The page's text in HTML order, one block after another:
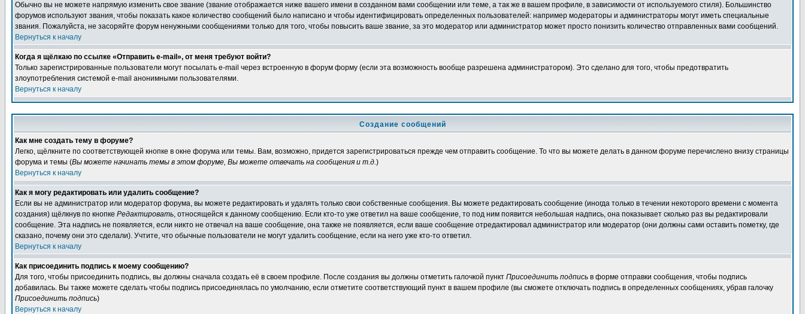
Обычно вы не можете напрямую изменить свое звание (звание отображается ниже вашего имени в созданном вами сообщении или теме, а так же в вашем профиле, в зависимости от используемого стиля). Большинство
форумов используют звания, чтобы показать какое количество сообщений было написано и чтобы идентифицировать определенных пользователей: например модераторы и администраторы могут иметь специальные
звания. Пожалуйста, не засоряйте форум ненужными сообщениями только для того, чтобы повысить ваше звание, за это модератор или администратор может просто понизить количество отправленных вами сообщений.
Вернуться к началу
Когда я щёлкаю по ссылке «Отправить e-mail», от меня требуют войти?
Только зарегистрированные пользователи могут посылать e-mail через встроенную в форум форму (если эта возможность вообще разрешена администратором). Это сделано для того, чтобы предотвратить
злоупотребления системой e-mail анонимными пользователями.
Вернуться к началу
Создание сообщений
Как мне создать тему в форуме?
Легко, щёлкните по соответствующей кнопке в окне форума или темы. Вам, возможно, придется зарегистрироваться прежде чем отправить сообщение. То что вы можете делать в данном форуме перечислено внизу страницы
форума и темы (Вы можете начинать темы в этом форуме, Вы можете отвечать на сообщения и т.д.)
Вернуться к началу
Как я могу редактировать или удалить сообщение?
Если вы не администратор или модератор форума, вы можете редактировать и удалять только свои собственные сообщения. Вы можете редактировать сообщение (иногда только в течении некоторого времени с момента
создания) щёлкнув по кнопке Редактировать, относящейся к данному сообщению. Если кто-то уже ответил на ваше сообщение, то под ним появится небольшая надпись, она показывает сколько раз вы редактировали
сообщение. Эта надпись не появляется, если никто не отвечал на ваше сообщение, она также не появляется, если ваше сообщение отредактировал администратор или модератор (они должны сами оставить пометку, где
сказано, почему они это сделали). Учтите, что обычные пользователи не могут удалить сообщение, если на него уже кто-то ответил.
Вернуться к началу
Как присоединить подпись к моему сообщению?
Для того, чтобы присоединить подпись, вы должны сначала создать её в своем профиле. После создания вы должны отметить галочкой пункт Присоединить подпись в форме отправки сообщения, чтобы подпись
добавилась. Вы также можете сделать чтобы подпись присоединялась по умолчанию, если отметите соответствующий пункт в вашем профиле (вы сможете отключать подпись в определенных сообщениях, убрав галочку
Присоединить подпись)
Вернуться к началу